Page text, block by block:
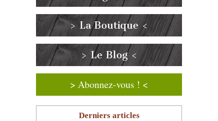
> La Boutique <
> Le Blog <
> Abonnez-vous ! <
Derniers articles